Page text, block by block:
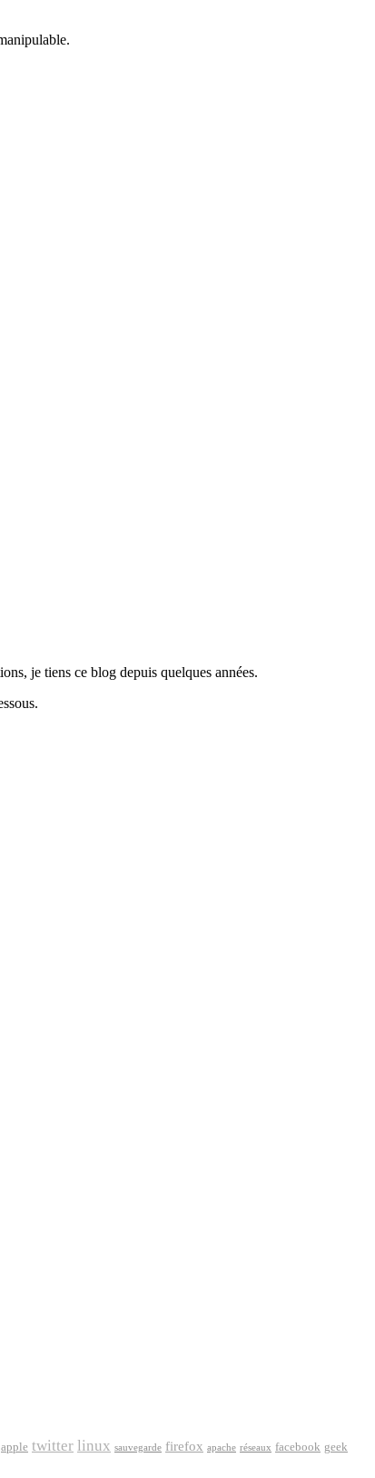
je tiens ce blog depuis quelques années.
apple twitter linux sauvegarde firefox apache réseaux facebook geek